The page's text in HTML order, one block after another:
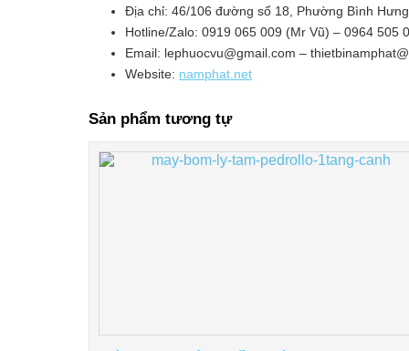
Địa chỉ: 46/106 đường số 18, Phường Bình Hưng
Hotline/Zalo: 0919 065 009 (Mr Vũ) – 0964 505
Email: lephuocvu@gmail.com –
Website: namphat.net
Sản phẩm tương tự